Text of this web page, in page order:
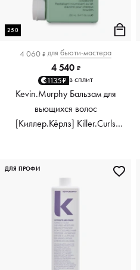
250
4 060 ₽ для бьюти-мастера
4 540 ₽
1135₽ в сплит
Kevin.Murphy Бальзам для
вьющихся волос
[Киллер.Кёрлз] Killer.Curls
ДЛЯ ПРОФИ